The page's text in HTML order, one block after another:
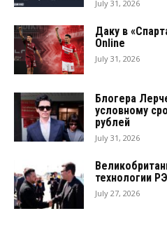
July 31, 2026
Даку в
Online
July 31, 2026
Блогера
условному
рублей
July 31, 2026
технологии
July 27, 2026